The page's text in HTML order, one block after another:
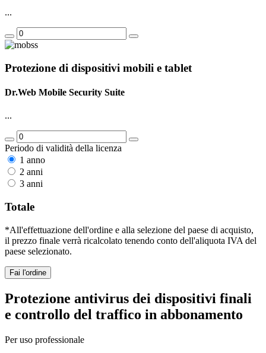
...
Protezione di dispositivi mobili e tablet
Dr.Web Mobile Security Suite
...
Periodo di validità della licenza
1 anno
2 anni
3 anni
Totale
*All'effettuazione dell'ordine e alla selezione del paese di acquisto,
il prezzo finale verrà ricalcolato tenendo conto dell'aliquota IVA del
paese selezionato.
Fai l'ordine
Protezione antivirus dei dispositivi finali
e controllo del traffico in abbonamento
Per uso professionale